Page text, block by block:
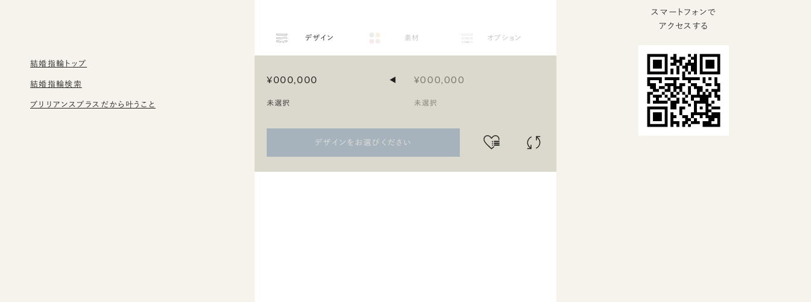
結婚指輪トップ
結婚指輪検索
ブリリアンスプラスだから叶うこと
デザイン 素材 オプション
¥000,000
未選択
◀ ¥000,000
未選択
デザインをお選びください
スマートフォンで
アクセスする